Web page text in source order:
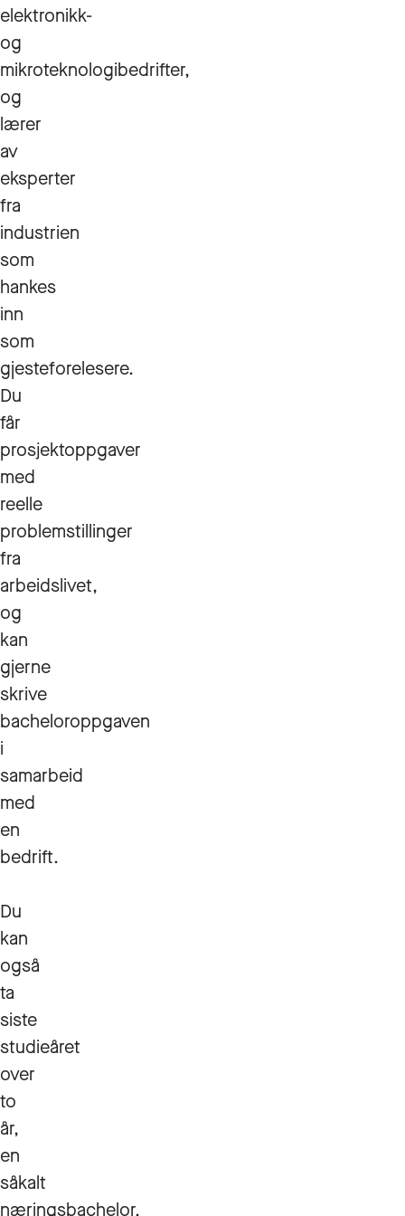
elektronikk-
og
mikroteknologibedrifter,
og
lærer
av
eksperter
fra
industrien
som
hankes
inn
som
gjesteforelesere.
Du
får
prosjektoppgaver
med
reelle
problemstillinger
fra
arbeidslivet,
og
kan
gjerne
skrive
bacheloroppgaven
i
samarbeid
med
en
bedrift.
Du
kan
også
ta
siste
studieåret
over
to
år,
en
såkalt
næringsbachelor.